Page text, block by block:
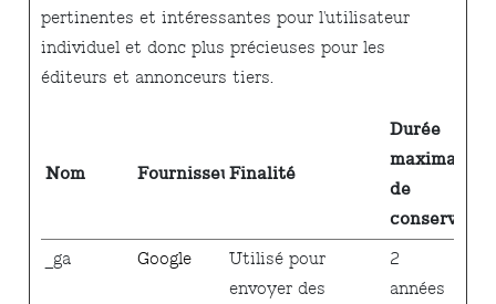
pertinentes et intéressantes pour l'utilisateur
individuel et donc plus précieuses pour les
éditeurs et annonceurs tiers.
Nom FournisseurFinalité
Durée
maximale
de
_ga
Google
Utilisé pour
envoyer des
2
années